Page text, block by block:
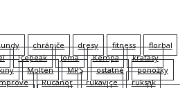
chrániče dresy fitness
florbal
Icepeak Joma Kempa
kraťasy
Molten MPS ostatné
ponožky
Rucanor rukavice
ruksak